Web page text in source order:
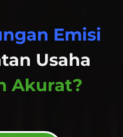
Emisi
Usaha
Akurat?